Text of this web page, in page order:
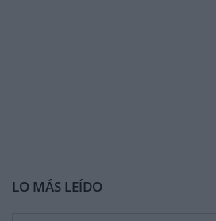
LO MÁS LEÍDO